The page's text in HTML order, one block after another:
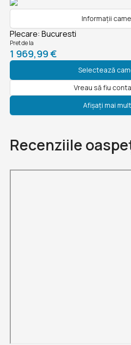
Informații
Plecare: Bucuresti
Pret de la
1 969,99 €
Selectează
Vreau să fiu
Afișați mai
Recenziile